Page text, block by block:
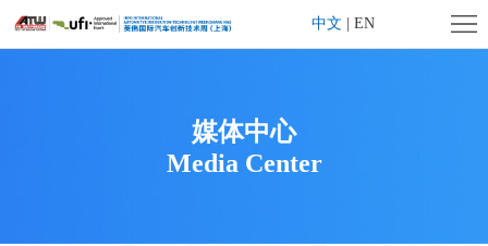
中文 |EN
首
媒体中心
Media Center